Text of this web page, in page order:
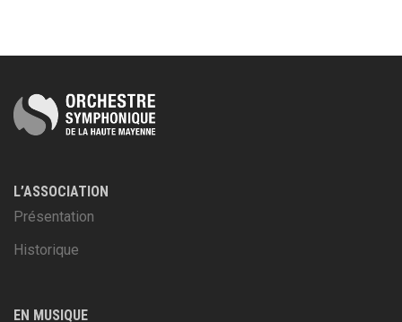
L’ASSOCIATION
Présentation
Historique
EN MUSIQUE